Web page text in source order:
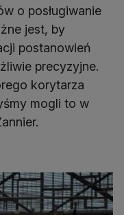
o posługiwanie
jest, by
postanowień
precyzyjne.
korytarza
mogli to w